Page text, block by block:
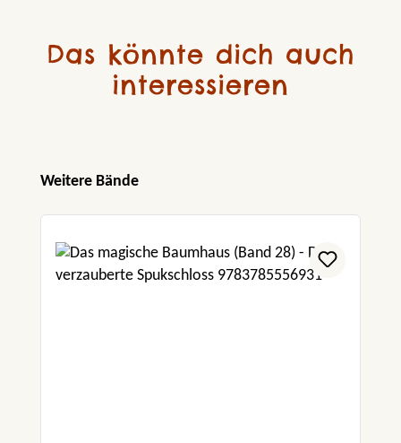
Das könnte dich auch
interessieren
Produktgalerie überspringen
Weitere Bände